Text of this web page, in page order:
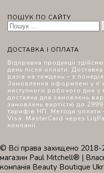
ПОШУК ПО САЙТУ
Пошук:
ДОСТАВКА І ОПЛАТА
Відправка продукції
день після оплати.
разів на тиждень – з
Замовлення оформлені у
наступного робочого дня у
доставка для замовлень
замовлень вартістю до
тарифів НП. Методи оплати
Visa, MasterCard через
компанії.
© Всі права захищено 2018-
магазин Paul Mitchell® |
компанія Beauty Boutique